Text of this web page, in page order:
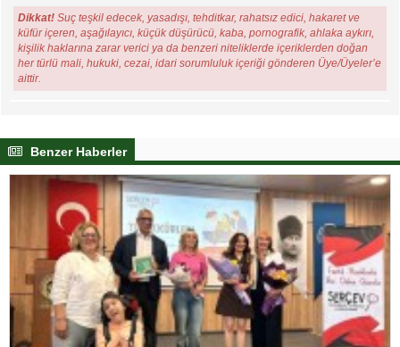
Dikkat! Suç teşkil edecek, yasadışı, tehditkar, rahatsız edici, hakaret ve
küfür içeren, aşağılayıcı, küçük düşürücü, kaba, pornografik, ahlaka aykırı,
kişilik haklarına zarar verici ya da benzeri niteliklerde içeriklerden doğan
her türlü mali, hukuki, cezai, idari sorumluluk içeriği gönderen Üye/Üyeler’e
aittir.
Benzer Haberler